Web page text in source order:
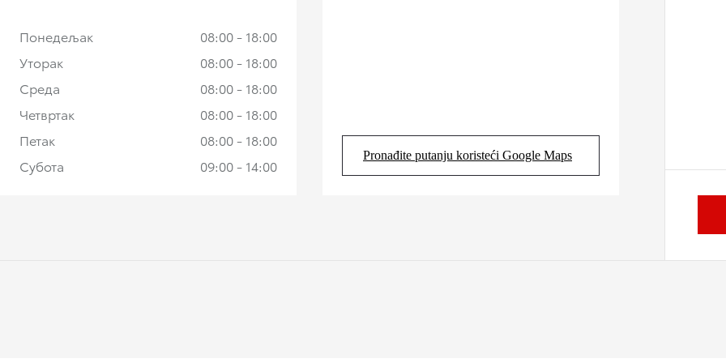
Pronađite putanju koristeći Google Maps
(Opens in new tab)
Понедељак
08:00 - 18:00
Уторак
08:00 - 18:00
Среда
08:00 - 18:00
Четвртак
08:00 - 18:00
Петак
08:00 - 18:00
Субота
09:00 - 14:00